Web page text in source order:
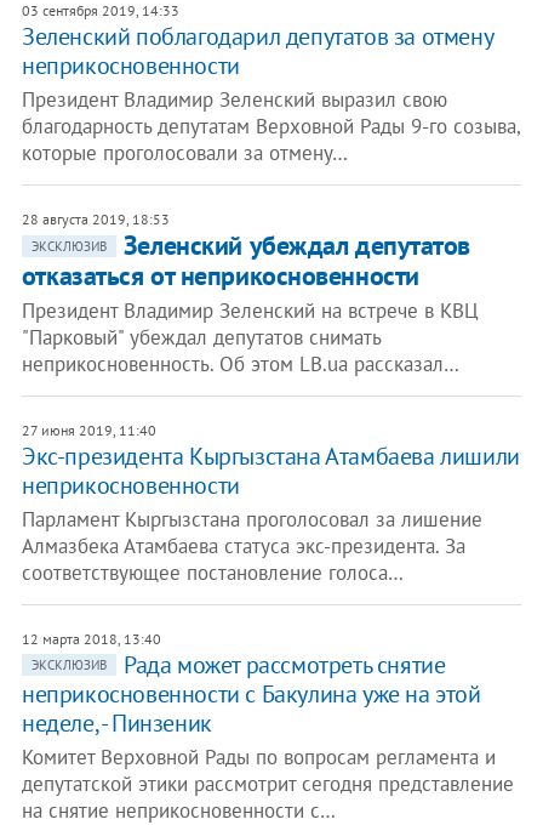
03 сентября 2019, 14:33
Зеленский поблагодарил депутатов за отмену
неприкосновенности
Президент Владимир Зеленский выразил свою
благодарность депутатам Верховной Рады 9-го созыва,
которые проголосовали за отмену…
28 августа 2019, 18:53
ЭКСКЛЮЗИВ
Зеленский убеждал депутатов
отказаться от неприкосновенности
Президент Владимир Зеленский на встрече в КВЦ
"Парковый" убеждал депутатов снимать
неприкосновенность. Об этом LB.ua рассказал…
27 июня 2019, 11:40
Экс-президента Кыргызстана Атамбаева лишили
неприкосновенности
Парламент Кыргызстана проголосовал за лишение
Алмазбека Атамбаева статуса экс-президента. За
соответствующее постановление голоса…
12 марта 2018, 13:40
ЭКСКЛЮЗИВ
Рада может рассмотреть снятие
неприкосновенности с Бакулина уже на этой
неделе, - Пинзеник
Комитет Верховной Рады по вопросам регламента и
депутатской этики рассмотрит сегодня представление
на снятие неприкосновенности с…